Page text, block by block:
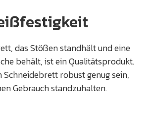
das Stößen standhält und eine
behält, ist ein Qualitätsprodukt.
Schneidebrett robust genug sein,
Gebrauch standzuhalten.